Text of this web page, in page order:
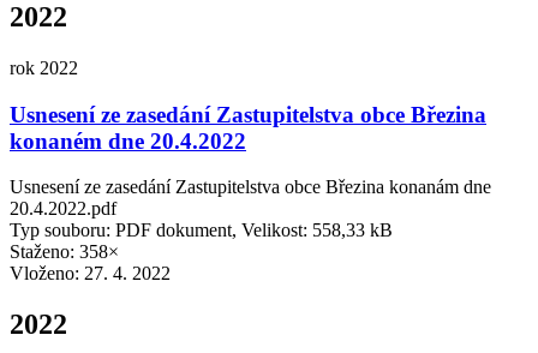
2022
rok 2022
Usnesení ze zasedání Zastupitelstva obce Březina
konaném dne 20.4.2022
Usnesení ze zasedání Zastupitelstva obce Březina konanám dne
20.4.2022.pdf
Typ souboru: PDF dokument, Velikost: 558,33 kB
Staženo: 358×
Vloženo: 27. 4. 2022
2022